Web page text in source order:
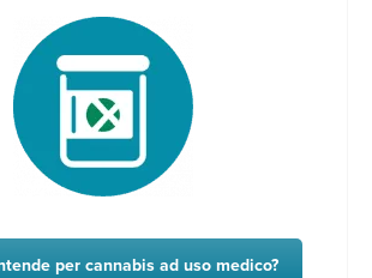
per cannabis ad uso medico?